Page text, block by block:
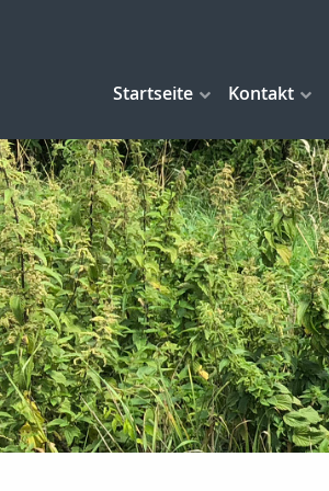
Startseite Kontakt